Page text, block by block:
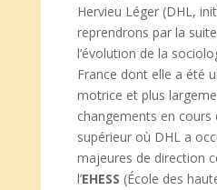
Hervieu Léger (DHL,
reprendrons par la
l’évolution de la
France dont elle a été
motrice et plus
changements en cours
supérieur où DHL a
majeures de direction
l’EHESS (École des